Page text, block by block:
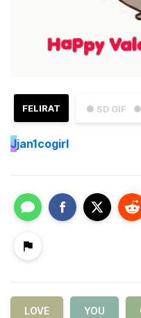
● SD GIF ●
FELIRAT
Jjan1cogirl
LOVE YOU